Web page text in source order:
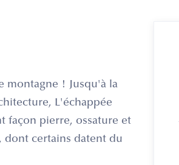
montagne ! Jusqu'à la
L'échappée
façon pierre, ossature et
dont certains datent du